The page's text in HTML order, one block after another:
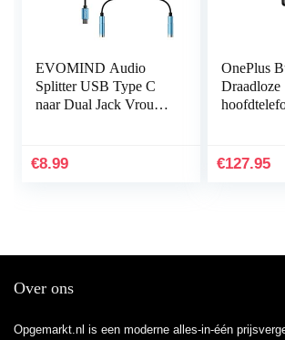
EVOMIND Audio
Splitter USB Type C
naar Dual Jack Vrouw
Splitter Geluid en/of…
€8.99
OnePlus
Draadloze
€127.95
Over ons
Opgemarkt.nl is een moderne alles-in-één